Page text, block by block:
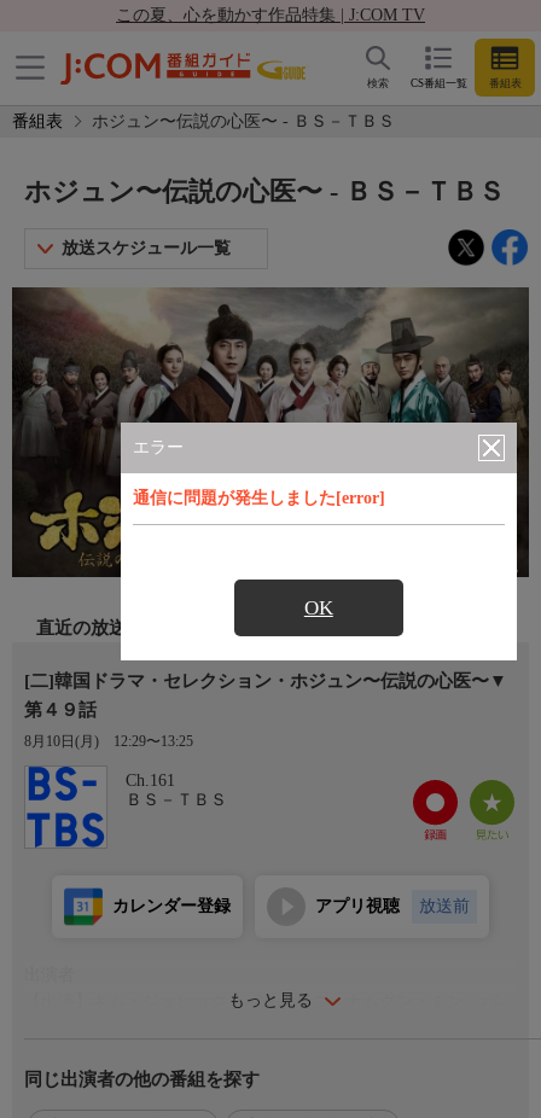
この夏、心を動かす作品特集 | J:COM TV
CS番組一覧 番組表
検索
番組表 ホジュン〜伝説の心医〜 - ＢＳ－ＴＢＳ
エラー
通信に問題が発生しました[error]
OK
ホジュン〜伝説の心医〜 - ＢＳ－ＴＢＳ
放送スケジュール一覧
直近の放送
[二]韓国ドラマ・セレクション・ホジュン〜伝説の心医〜▼
第４９話
8月10日(月) 12:29〜13:25
Ch.161
ＢＳ－ＴＢＳ
もっと見る
カレンダー登録 アプリ視聴 放送前
【出演】キム・ジュヒョク、パク・ジニ、ナムグン・ミン、パ
番組内容
ジュンが捕まったと知った恭嬪は王に彼の赦免を嘆願する。内医
同じ出演者の他の番組を探す